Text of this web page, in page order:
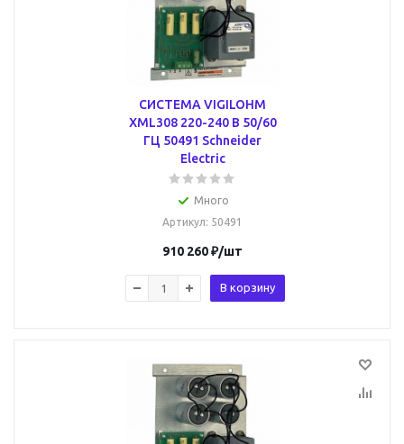
СИСТЕМА VIGILOHM
XML308 220-240 В 50/60
ГЦ 50491 Schneider
Electric
Много
Артикул: 50491
910 260₽/шт
В корзину